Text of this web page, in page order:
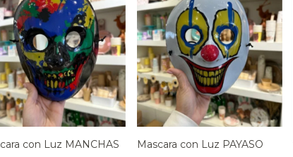
con Luz MANCHAS Mascara con Luz PAYASO